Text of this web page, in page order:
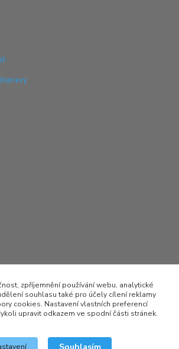
zpříjemnění používání webu, analytické
souhlasu také pro účely cílení reklamy
cookies. Nastavení vlastních preferencí
upravit odkazem ve spodní části stránek.